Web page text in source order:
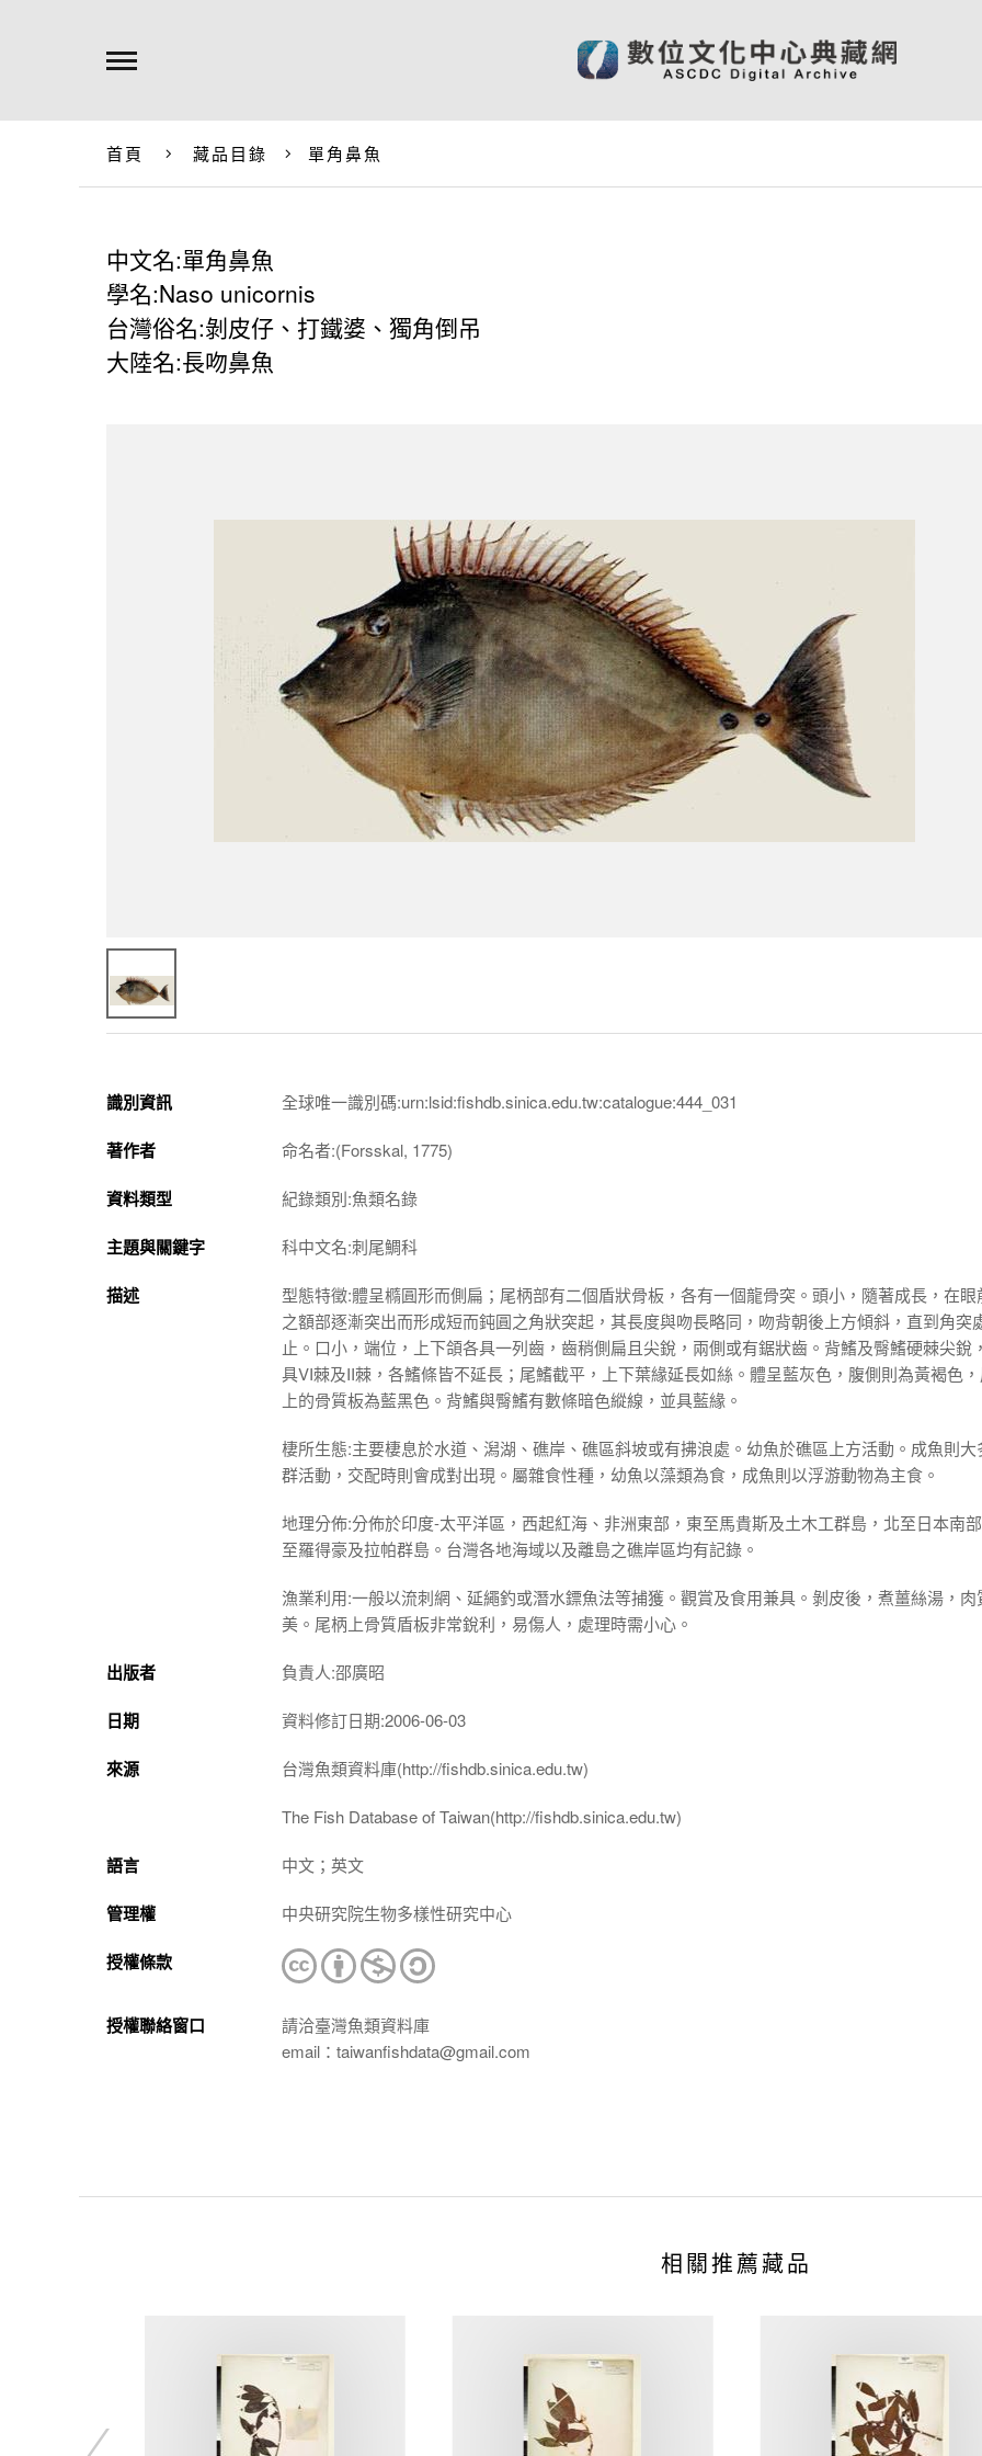
首頁 藏品目錄 單角鼻魚
中文名:單角鼻魚
學名:Naso unicornis
台灣俗名:剝皮仔、打鐵婆、獨角倒吊
大陸名:長吻鼻魚
識別資訊 全球唯一識別碼:urn:lsid:fishdb.sinica.edu.tw:catalogue:444_031
著作者 命名者:(Forsskal, 1775)
資料類型 紀錄類別:魚類名錄
主題與關鍵字 科中文名:刺尾鯛科
描述
型態特徵:體呈橢圓形而側扁；尾柄部有二個盾狀骨板，各有一個龍骨突。頭小，隨著成長，在眼
之額部逐漸突出而形成短而鈍圓之角狀突起，其長度與吻長略同，吻背朝後上方傾斜，直到角突
止。口小，端位，上下頜各具一列齒，齒稍側扁且尖銳，兩側或有鋸狀齒。背鰭及臀鰭硬棘尖銳
具VI棘及II棘，各鰭條皆不延長；尾鰭截平，上下葉緣延長如絲。體呈藍灰色，腹側則為黃褐色
上的骨質板為藍黑色。背鰭與臀鰭有數條暗色縱線，並具藍緣。
棲所生態:主要棲息於水道、潟湖、礁岸、礁區斜坡或有拂浪處。幼魚於礁區上方活動。成魚則大
群活動，交配時則會成對出現。屬雜食性種，幼魚以藻類為食，成魚則以浮游動物為主食。
地理分佈:分佈於印度-太平洋區，西起紅海、非洲東部，東至馬貴斯及土木工群島，北至日本南
至羅得豪及拉帕群島。台灣各地海域以及離島之礁岸區均有記錄。
漁業利用:一般以流刺網、延繩釣或潛水鏢魚法等捕獲。觀賞及食用兼具。剝皮後，煮薑絲湯，肉
美。尾柄上骨質盾板非常銳利，易傷人，處理時需小心。
出版者 負責人:邵廣昭
日期 資料修訂日期:2006-06-03
來源 台灣魚類資料庫(http://fishdb.sinica.edu.tw)
The Fish Database of Taiwan(http://fishdb.sinica.edu.tw)
語言 中文；英文
管理權 中央研究院生物多樣性研究中心
授權條款
授權聯絡窗口
請洽臺灣魚類資料庫
email：taiwanfishdata@gmail.com
相關推薦藏品